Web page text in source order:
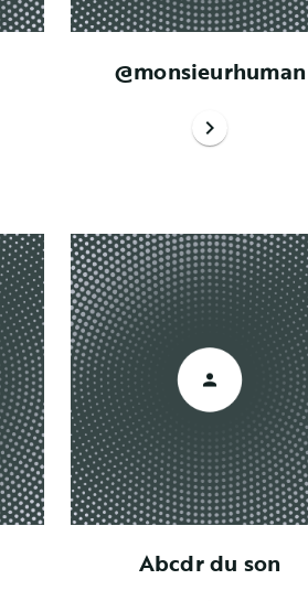
@monsieurhuman
chevron_right
Abcdr du son